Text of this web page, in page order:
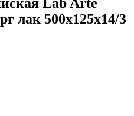
лак 500х125х14/3